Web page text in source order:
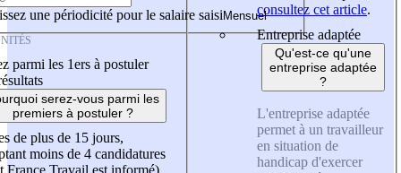
une périodicité pour le salaire saisi
parmi les 1ers à postuler
serez-vous parmi les
premiers à postuler ?
de plus de 15 jours,
moins de 4 candidatures
France Travail est informé)
consultez cet article.
Entreprise adaptée
Qu'est-ce qu'une
entreprise adaptée
?
L'entreprise adaptée
permet à un travailleur
en situation de
handicap d'exercer